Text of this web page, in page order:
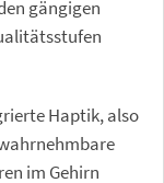
gängigen
Haptik, also
im Gehirn